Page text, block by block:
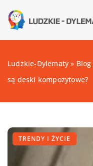
Ludzkie-Dylematy » Blog
są deski kompozytowe?
TRENDY I ŻYCIE